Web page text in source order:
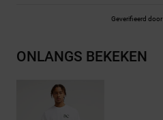
Geverifieerd door
ONLANGS BEKEKEN